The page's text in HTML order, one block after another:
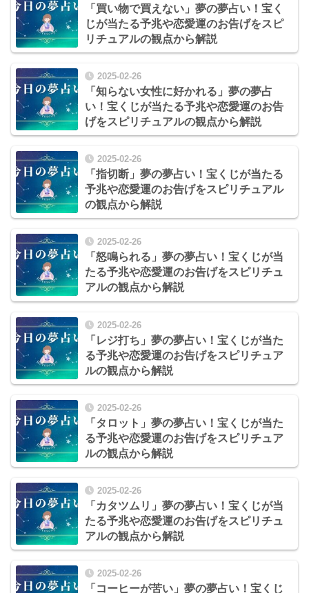
「買い物で買えない」夢の夢占い！宝く
じが当たる予兆や恋愛運のお告げをスピ
リチュアルの観点から解説
2025-02-26
「知らない女性に好かれる」夢の夢占
い！宝くじが当たる予兆や恋愛運のお告
げをスピリチュアルの観点から解説
2025-02-26
「指切断」夢の夢占い！宝くじが当たる
予兆や恋愛運のお告げをスピリチュアル
の観点から解説
2025-02-26
「怒鳴られる」夢の夢占い！宝くじが当
たる予兆や恋愛運のお告げをスピリチュ
アルの観点から解説
2025-02-26
「レジ打ち」夢の夢占い！宝くじが当た
る予兆や恋愛運のお告げをスピリチュア
ルの観点から解説
2025-02-26
「タロット」夢の夢占い！宝くじが当た
る予兆や恋愛運のお告げをスピリチュア
ルの観点から解説
2025-02-26
「カタツムリ」夢の夢占い！宝くじが当
たる予兆や恋愛運のお告げをスピリチュ
アルの観点から解説
2025-02-26
「コーヒーが苦い」夢の夢占い！宝くじ